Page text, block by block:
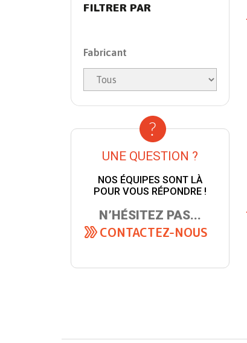
FILTRER PAR
Fabricant
UNE QUESTION ?
NOS ÉQUIPES SONT LÀ
POUR VOUS RÉPONDRE !
N’HÉSITEZ PAS...
CONTACTEZ-NOUS